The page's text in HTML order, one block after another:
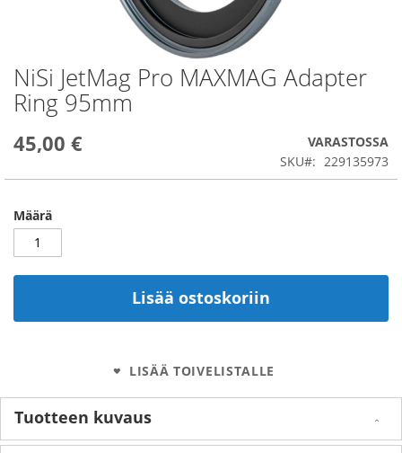
NiSi JetMag Pro MAXMAG Adapter
Ring 95mm
45,00 €
VARASTOSSA
SKU
229135973
Määrä
Lisää ostoskoriin
LISÄÄ TOIVELISTALLE
Skip
to
the
of
Tuotteen kuvaus